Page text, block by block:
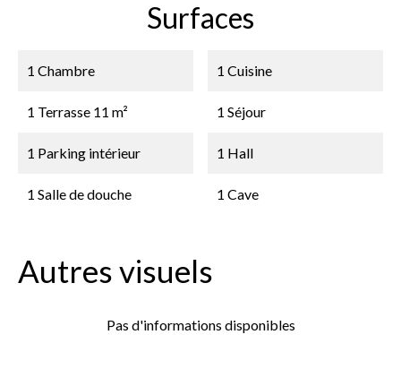
Surfaces
1 Chambre
1 Terrasse 11 m²
1 Parking intérieur
1 Salle de douche
1 Cuisine
1 Séjour
1 Hall
1 Cave
Autres visuels
Pas d'informations disponibles